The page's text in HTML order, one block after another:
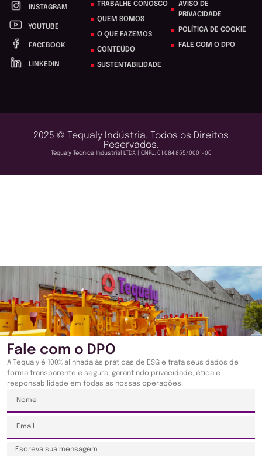
INSTAGRAM
YOUTUBE
FACEBOOK
LINKEDIN
TRABALHE CONOSCO
QUEM SOMOS
O QUE FAZEMOS
CONTEÚDO
SUSTENTABILIDADE
AVISO DE
PRIVACIDADE
POLÍTICA DE COOKIE
FALE COM O DPO
2025 © Tequaly Indústria. Todos os Direitos
Reservados.
Tequaly Tecnica Industrial LTDA | CNPJ: 01.084.855/0001-00
Fale com o DPO
A Tequaly é 100% alinhada às práticas de ESG e trata seus dados de
forma transparente e segura, garantindo privacidade, ética e
responsabilidade em todas as nossas operações.